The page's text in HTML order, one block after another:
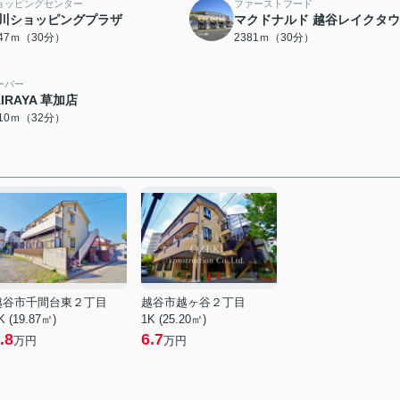
ッピングセンター
ショッピングプラザ
ｍ（30分）
ファーストフード
マクドナルド 越谷レイクタ
2381ｍ（30分）
パー
草加店
ｍ（32分）
谷市千間台東２丁目
(19.87㎡)
万円
越谷市越ヶ谷２丁目
1K (25.20㎡)
6.7万円